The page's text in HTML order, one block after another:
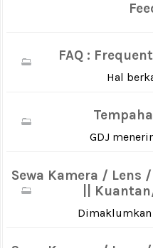
FAQ :
Hal
GDJ
Sewa Kamera / Lens
||
Dimaklumkan